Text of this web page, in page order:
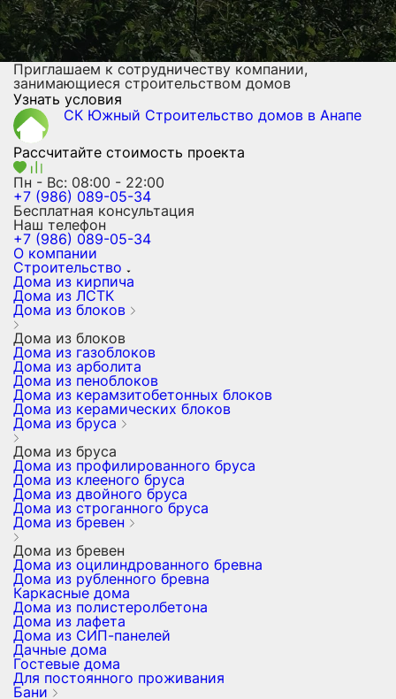
Приглашаем к сотрудничеству компании,
занимающиеся строительством домов
Узнать условия
СК Южный Строительство домов в Анапе
Рассчитайте стоимость проекта
Пн - Вс: 08:00 - 22:00
+7 (986) 089-05-34
Бесплатная консультация
Наш телефон
+7 (986) 089-05-34
О компании
Строительство
Дома из кирпича
Дома из ЛСТК
Дома из блоков
Дома из блоков
Дома из газоблоков
Дома из арболита
Дома из пеноблоков
Дома из керамзитобетонных блоков
Дома из керамических блоков
Дома из бруса
Дома из бруса
Дома из профилированного бруса
Дома из клееного бруса
Дома из двойного бруса
Дома из строганного бруса
Дома из бревен
Дома из бревен
Дома из оцилиндрованного бревна
Дома из рубленного бревна
Каркасные дома
Дома из полистеролбетона
Дома из лафета
Дома из СИП-панелей
Дачные дома
Гостевые дома
Для постоянного проживания
Бани